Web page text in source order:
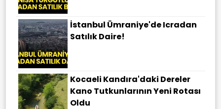
İstanbul Ümraniye'de Icradan
Satılık Daire!
Kocaeli Kandıra'daki Dereler
Kano Tutkunlarının Yeni Rotası
Oldu